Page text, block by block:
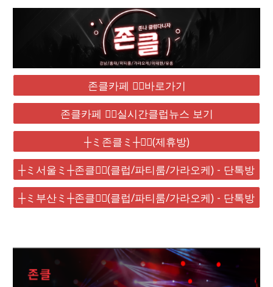
존클카페 ❤️‍🔥바로가기
존클카페 ❤️‍🔥실시간클럽뉴스 보기
┼ミ존클ミ┼❤️‍🔥(제휴방)
┼ミ서울ミ┼존클❤️‍🔥(클럽/파티룸/가라오케) - 단톡방
┼ミ부산ミ┼존클❤️‍🔥(클럽/파티룸/가라오케) - 단톡방